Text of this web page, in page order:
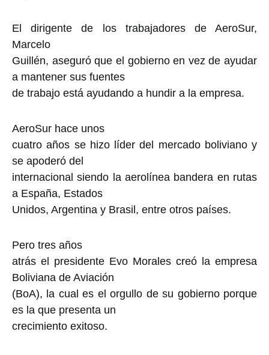
El dirigente de los trabajadores de AeroSur,
Marcelo
Guillén, aseguró que el gobierno en vez de ayudar
a mantener sus fuentes
de trabajo está ayudando a hundir a la empresa.
AeroSur hace unos
cuatro años se hizo líder del mercado boliviano y
se apoderó del
internacional siendo la aerolínea bandera en rutas
a España, Estados
Unidos, Argentina y Brasil, entre otros países.
Pero tres años
atrás el presidente Evo Morales creó la empresa
Boliviana de Aviación
(BoA), la cual es el orgullo de su gobierno porque
es la que presenta un
crecimiento exitoso.